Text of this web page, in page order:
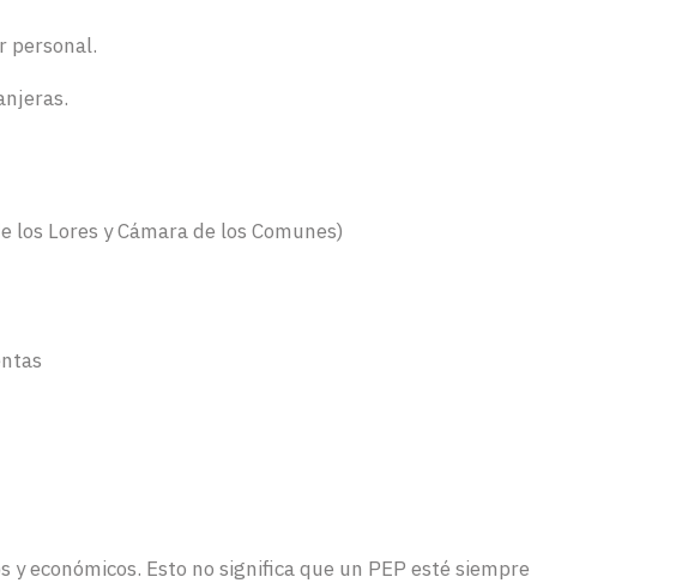
personal.
Lores y Cámara de los Comunes)
económicos. Esto no significa que un PEP esté siempre